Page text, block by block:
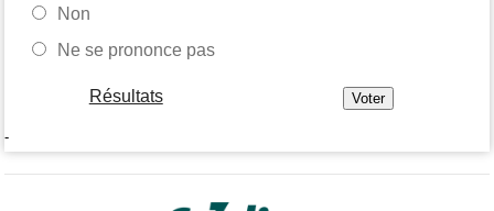
Non
Ne se prononce pas
Résultats
-